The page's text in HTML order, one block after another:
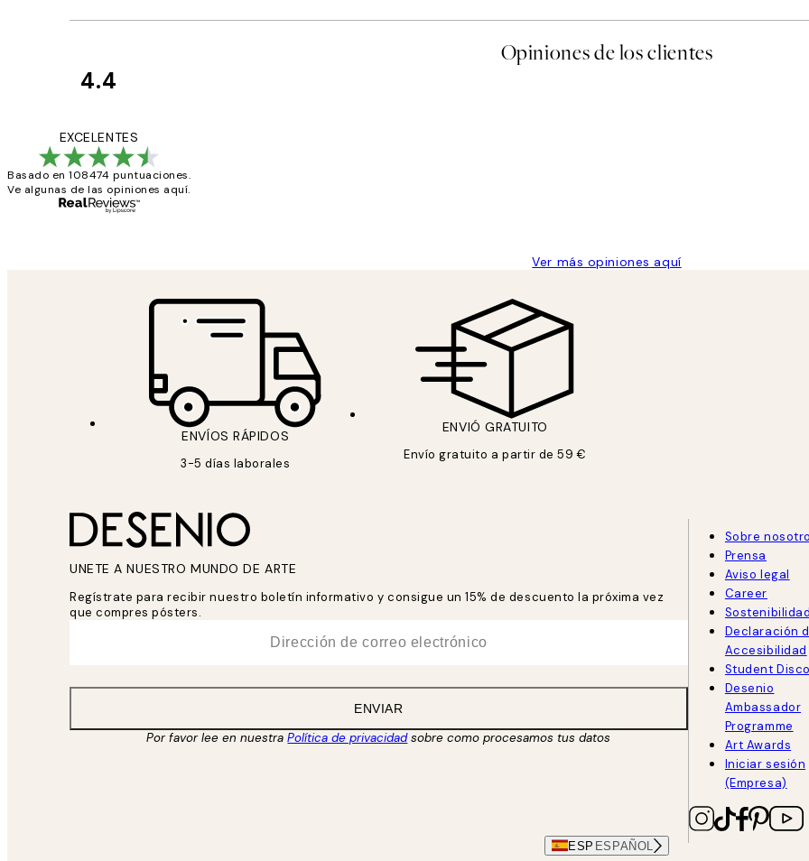
Opiniones de los clientes
4.4
EXCELENTES
Basado en 108474 puntuaciones.
Ve algunas de las opiniones aquí.
Ver más opiniones aquí
ENVÍOS RÁPIDOS
3-5 días laborales
ENVIÓ GRATUITO
Envío gratuito a partir de 59 €
UNETE A NUESTRO MUNDO DE ARTE
Regístrate para recibir nuestro boletín informativo y consigue un 15% de descuento la próxima vez
que compres pósters.
ENVIAR
Por favor lee en nuestraPolítica de privacidadsobre como procesamos tus datos
Sobre
Prensa
Aviso legal
Career
Sostenibilidad
Declaración
Accesibilidad
Student
Desenio
Ambassador
Programme
Art Awards
Iniciar sesión
(Empresa)
ESP ESPAÑOL